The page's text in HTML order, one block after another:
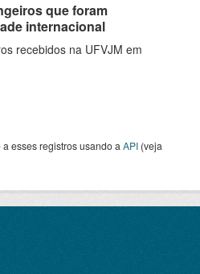
que foram
internacional
recebidos na UFVJM em
esses registros usando a API (veja